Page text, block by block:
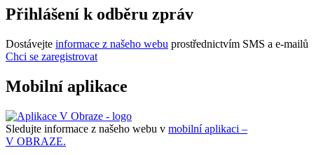
Přihlášení k odběru zpráv
Dostávejte informace z našeho webu prostřednictvím SMS a e-mailů
Chci se zaregistrovat
Mobilní aplikace
Sledujte informace z našeho webu v mobilní aplikaci –
V OBRAZE.